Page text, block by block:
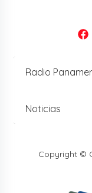
Radio
Noticias
Copyright ©